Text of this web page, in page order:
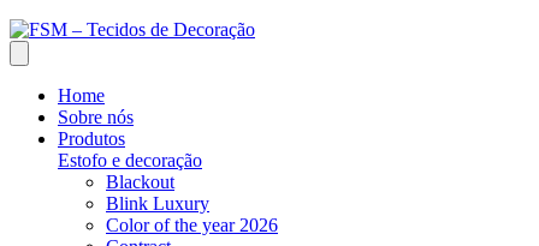
Home
Sobre nós
Produtos
Estofo e decoração
Blackout
Blink Luxury
Color of the year 2026